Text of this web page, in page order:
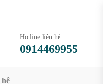
Hotline liên hệ
0914469955